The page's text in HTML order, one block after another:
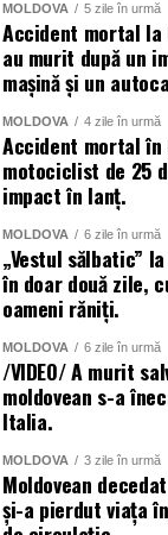
MOLDOVA 5 zile în urmă
Accident mortal la
au murit după un
mașină și un
MOLDOVA 4 zile în urmă
Accident mortal în
motociclist de 25
impact în lanț.
MOLDOVA 6 zile în urmă
„Vestul sălbatic”
în doar două zile,
oameni răniți.
MOLDOVA 6 zile în urmă
/VIDEO/ A murit
moldovean s-a
Italia.
MOLDOVA 3 zile în urmă
Moldovean
și-a pierdut viața